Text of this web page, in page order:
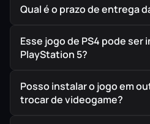
Qual é o prazo de entrega
Esse jogo de PS4 pode ser
PlayStation 5?
Posso instalar o jogo em
trocar de videogame?